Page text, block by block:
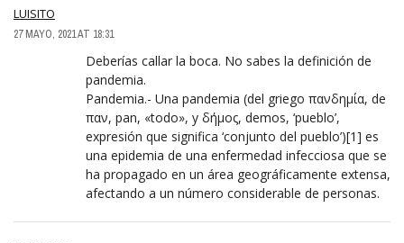
LUISITO
27 MAYO, 2021 AT 18:31
Deberías callar la boca. No sabes la definición de
pandemia.
Pandemia.- Una pandemia (del griego πανδημία, de
παν, pan, «todo», y δήμος, demos, ‘pueblo’,
expresión que significa ‘conjunto del pueblo’)[1]​ es
una epidemia de una enfermedad infecciosa que se
ha propagado en un área geográficamente extensa,
afectando a un número considerable de personas.